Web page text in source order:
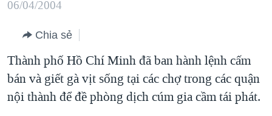
hướng
chính
Đi
"Tìm"
MỤC
TỰ DO BÁO CHÍ
VẠCH TRẦN TIN GIẢ
NGƯỜI VIỆT HẢI NGOẠI
CHUYÊN ĐỀ
CHIẾN TRANH THƯƠNG MẠI CỦA MỸ: QUÁ KHỨ VÀ HIỆN
TẠI
HỌC TIẾNG ANH
VIDEO
06/04/2004
Chia sẻ
Thành phố Hồ Chí Minh đã ban hành lệnh cấm
bán và giết gà vịt sống tại các chợ trong các quận
nội thành để đề phòng dịch cúm gia cầm tái phát.